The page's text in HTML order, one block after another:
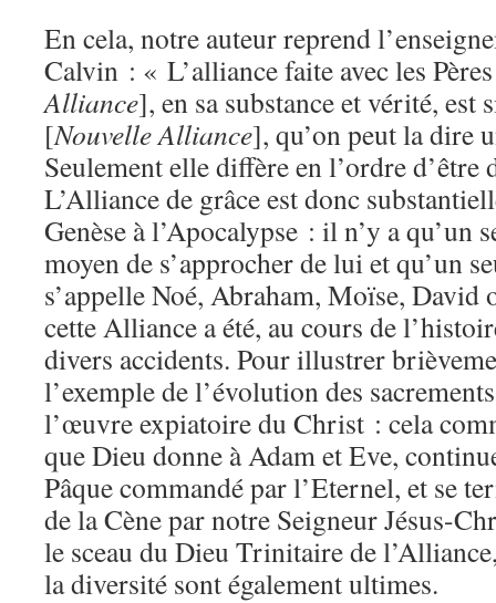
En cela, notre auteur reprend
Calvin : « L’alliance faite avec les
Alliance], en sa substance et vérité, est
[Nouvelle Alliance], qu’on peut la dire
Seulement elle diffère en l’ordre d’être
L’Alliance de grâce est donc
Genèse à l’Apocalypse : il n’y a qu’un
moyen de s’approcher de lui et qu’un
s’appelle Noé, Abraham, Moïse, David
cette Alliance a été, au cours de
divers accidents. Pour illustrer
l’exemple de l’évolution des
l’œuvre expiatoire du Christ : cela
que Dieu donne à Adam et Eve,
Pâque commandé par l’Eternel, et se
de la Cène par notre Seigneur Jésus-
le sceau du Dieu Trinitaire de
la diversité sont également ultimes.